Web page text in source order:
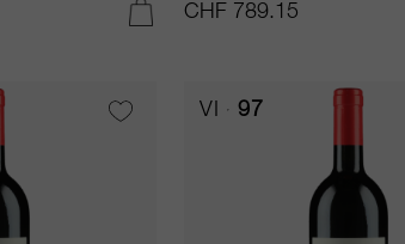
CHF 789.15
VI 97